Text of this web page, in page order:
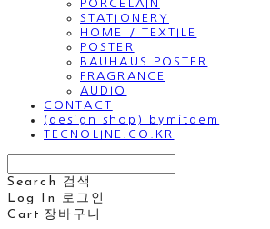
PORCELAIN
STATIONERY
HOME / TEXTILE
POSTER
BAUHAUS POSTER
FRAGRANCE
AUDIO
CONTACT
(design shop) bymitdem
TECNOLINE.CO.KR
Search
검색
Log In
로그인
Cart 장바구니